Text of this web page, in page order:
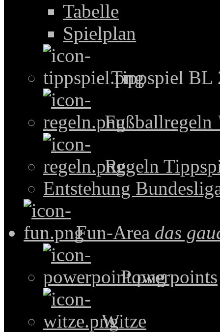
Tabelle
Spielplan
Tippspiel BL
Fußballregeln
Regeln
Entstehung
Fun-Area das
Powerpoints
Witze